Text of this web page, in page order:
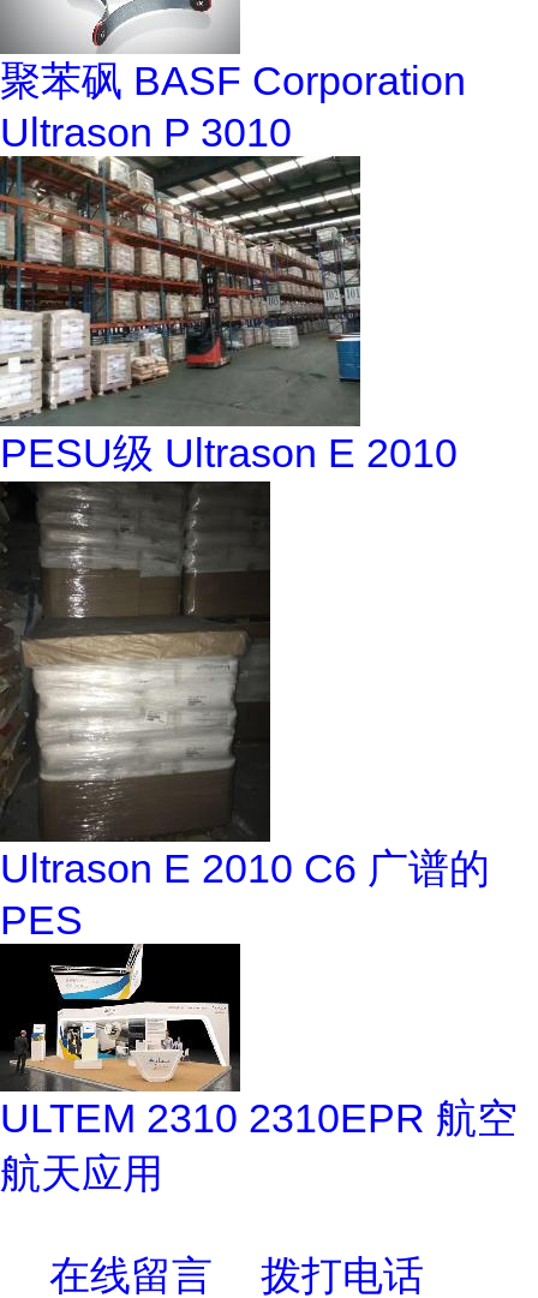
聚苯砜 BASF Corporation
Ultrason P 3010
PESU级 Ultrason E 2010
Ultrason E 2010 C6 广谱的
PES
ULTEM 2310 2310EPR 航空
航天应用
在线留言 拨打电话